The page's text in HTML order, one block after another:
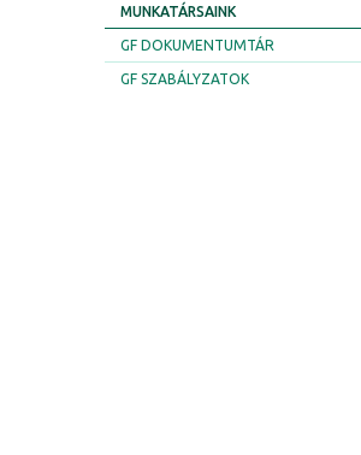
MUNKATÁRSAINK
GF DOKUMENTUMTÁR
GF SZABÁLYZATOK